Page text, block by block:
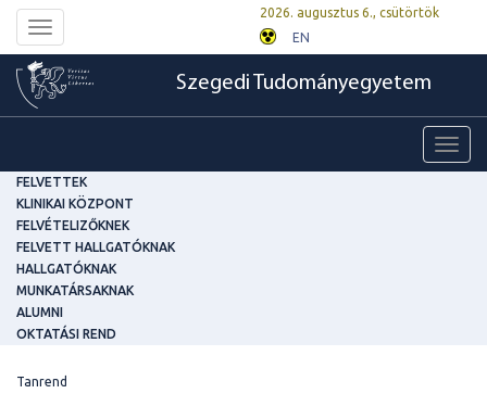
Toggle
navigation
2026. augusztus 6., csütörtök
EN
Szegedi Tudományegyetem
FELVETTEK
KLINIKAI KÖZPONT
FELVÉTELIZŐKNEK
FELVETT HALLGATÓKNAK
HALLGATÓKNAK
MUNKATÁRSAKNAK
ALUMNI
OKTATÁSI REND
Tanrend